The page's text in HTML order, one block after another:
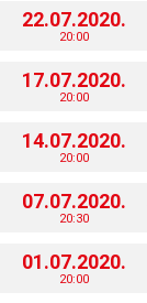
22.07.2020.
20:00
17.07.2020.
20:00
14.07.2020.
20:00
07.07.2020.
20:30
01.07.2020.
20:00